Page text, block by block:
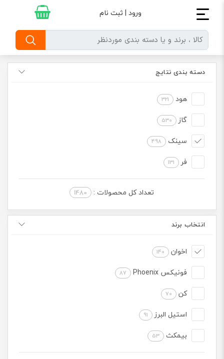
ورود | ثبت نام
دسته بندی نتایج
هود 321
گاز 530
سینک 498
فر 131
تعداد کل محصولات : 1480
انتخاب برند
اخوان 140
فونیکس Phoenix 87
کن 70
استیل البرز 91
بیمکث 53